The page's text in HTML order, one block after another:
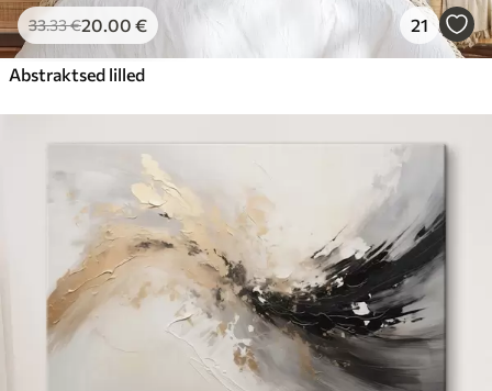
33.33€20.00 € 21
Abstraktsed lilled